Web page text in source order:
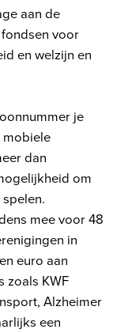
aan de
voor
en welzijn en
je
mobiele
dan
om
mee voor 48
in
euro aan
zoals KWF
Alzheimer
een